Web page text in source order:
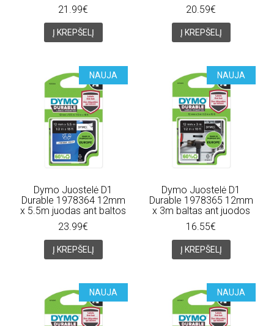
21.99€
Į KREPŠELĮ
20.59€
Į KREPŠELĮ
NAUJA
Dymo Juostelė D1
Durable 1978364 12mm
x 5.5m juodas ant baltos
23.99€
Į KREPŠELĮ
NAUJA
Dymo Juostelė D1
Durable 1978365 12mm
x 3m baltas ant juodos
16.55€
Į KREPŠELĮ
NAUJA NAUJA